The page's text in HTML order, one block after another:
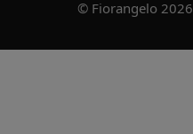
© Fiorangelo 2026